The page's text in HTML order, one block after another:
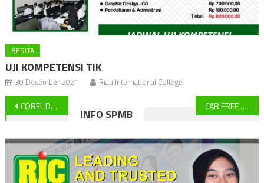
BERITA
UJI KOMPETENSI TIK
30 December 2021 Riau International College
Post
navigation
COREL DRAW CAR FREE DAY
INFO SPMB